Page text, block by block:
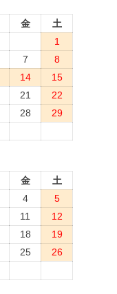
金
土
1
7
8
14
15
21
22
28
29
金
土
4
5
11
12
18
19
25
26